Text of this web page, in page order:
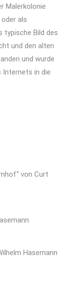
Malerkolonie
als
typische Bild des
und den alten
und wurde
Internets in die
von Curt
Hasemann